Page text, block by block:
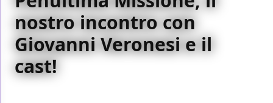
nostro incontro con
Giovanni Veronesi e il
cast!